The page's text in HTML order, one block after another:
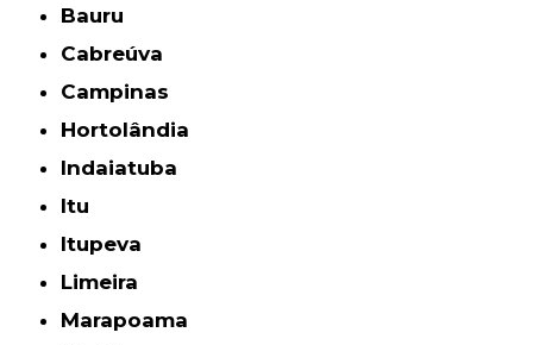
Bauru
Cabreúva
Campinas
Hortolândia
Indaiatuba
Itu
Itupeva
Limeira
Marapoama